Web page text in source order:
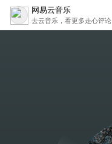
网易云音乐
去云音乐，看更多走心评论